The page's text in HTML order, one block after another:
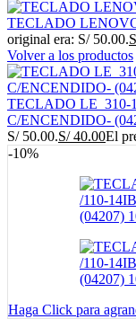
TECLADO
original era: S/ 50.00.
Volver a los productos
TECLADO LE_310-
C/ENCENDIDO-
S/ 50.00.S/40.00El
-10%
Haga Click para